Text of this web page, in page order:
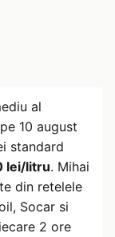
al
pe 10 august
standard
lei/litru. Mihai
din retelele
Socar si
2 ore